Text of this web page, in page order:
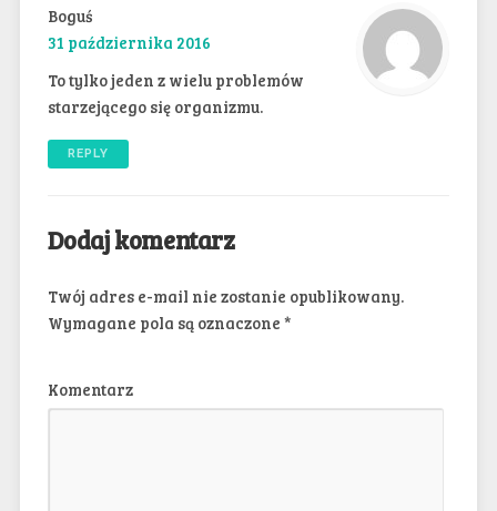
Boguś
31 października 2016
To tylko jeden z wielu problemów
starzejącego się organizmu.
REPLY
Dodaj komentarz
Twój adres e-mail nie zostanie opublikowany.
Wymagane pola są oznaczone *
Komentarz